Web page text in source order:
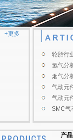
+更多
轮胎行
氢气分
烟气分
气动元
气动元
SMC气
产